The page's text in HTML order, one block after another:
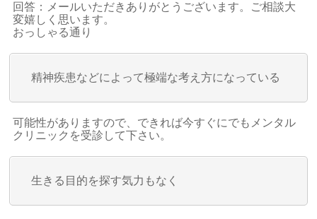
回答：メールいただきありがとうございます。ご相談大
変嬉しく思います。
おっしゃる通り
精神疾患などによって極端な考え方になっている
可能性がありますので、できれば今すぐにでもメンタル
クリニックを受診して下さい。
生きる目的を探す気力もなく